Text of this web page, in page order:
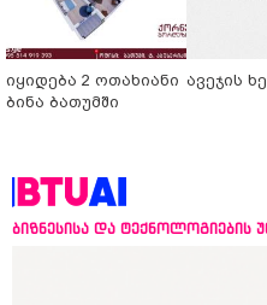
იყიდება 2 ოთახიანი
ბინა ბათუმში
ავეჯის
ბიზნესისა და ტექნოლოგიების